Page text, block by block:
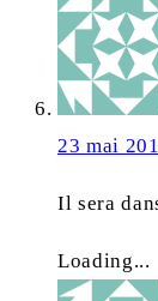
23 mai
Il sera
Loading...